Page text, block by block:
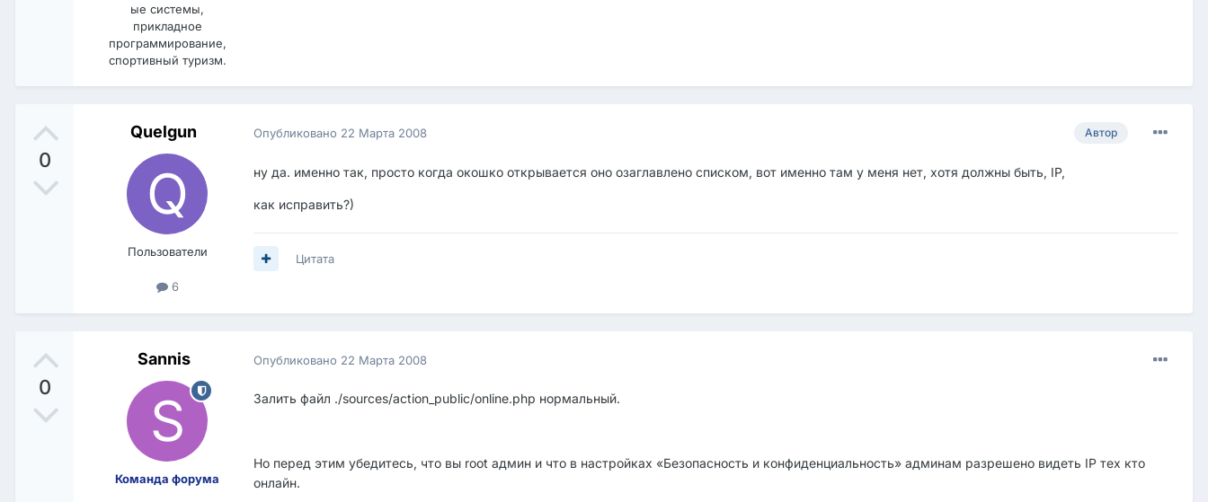
ые системы,
прикладное
программирование,
спортивный туризм.
0
Quelgun
Пользователи
6
Автор
Опубликовано 22 Марта 2008
ну да. именно так, просто когда окошко открывается оно озаглавлено списком, вот именно там у меня нет, хотя должны быть, IP,
как исправить?)
Цитата
0
Sannis
Команда форума
Опубликовано 22 Марта 2008
Залить файл ./sources/action_public/online.php нормальный.
Но перед этим убедитесь, что вы root админ и что в настройках «Безопасность и конфиденциальность» админам разрешено видеть IP тех кто
онлайн.